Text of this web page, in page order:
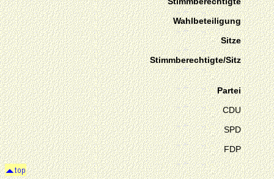
Wahlbeteiligung
Sitze
Stimmberechtigte/Sitz
Partei
CDU
SPD
FDP